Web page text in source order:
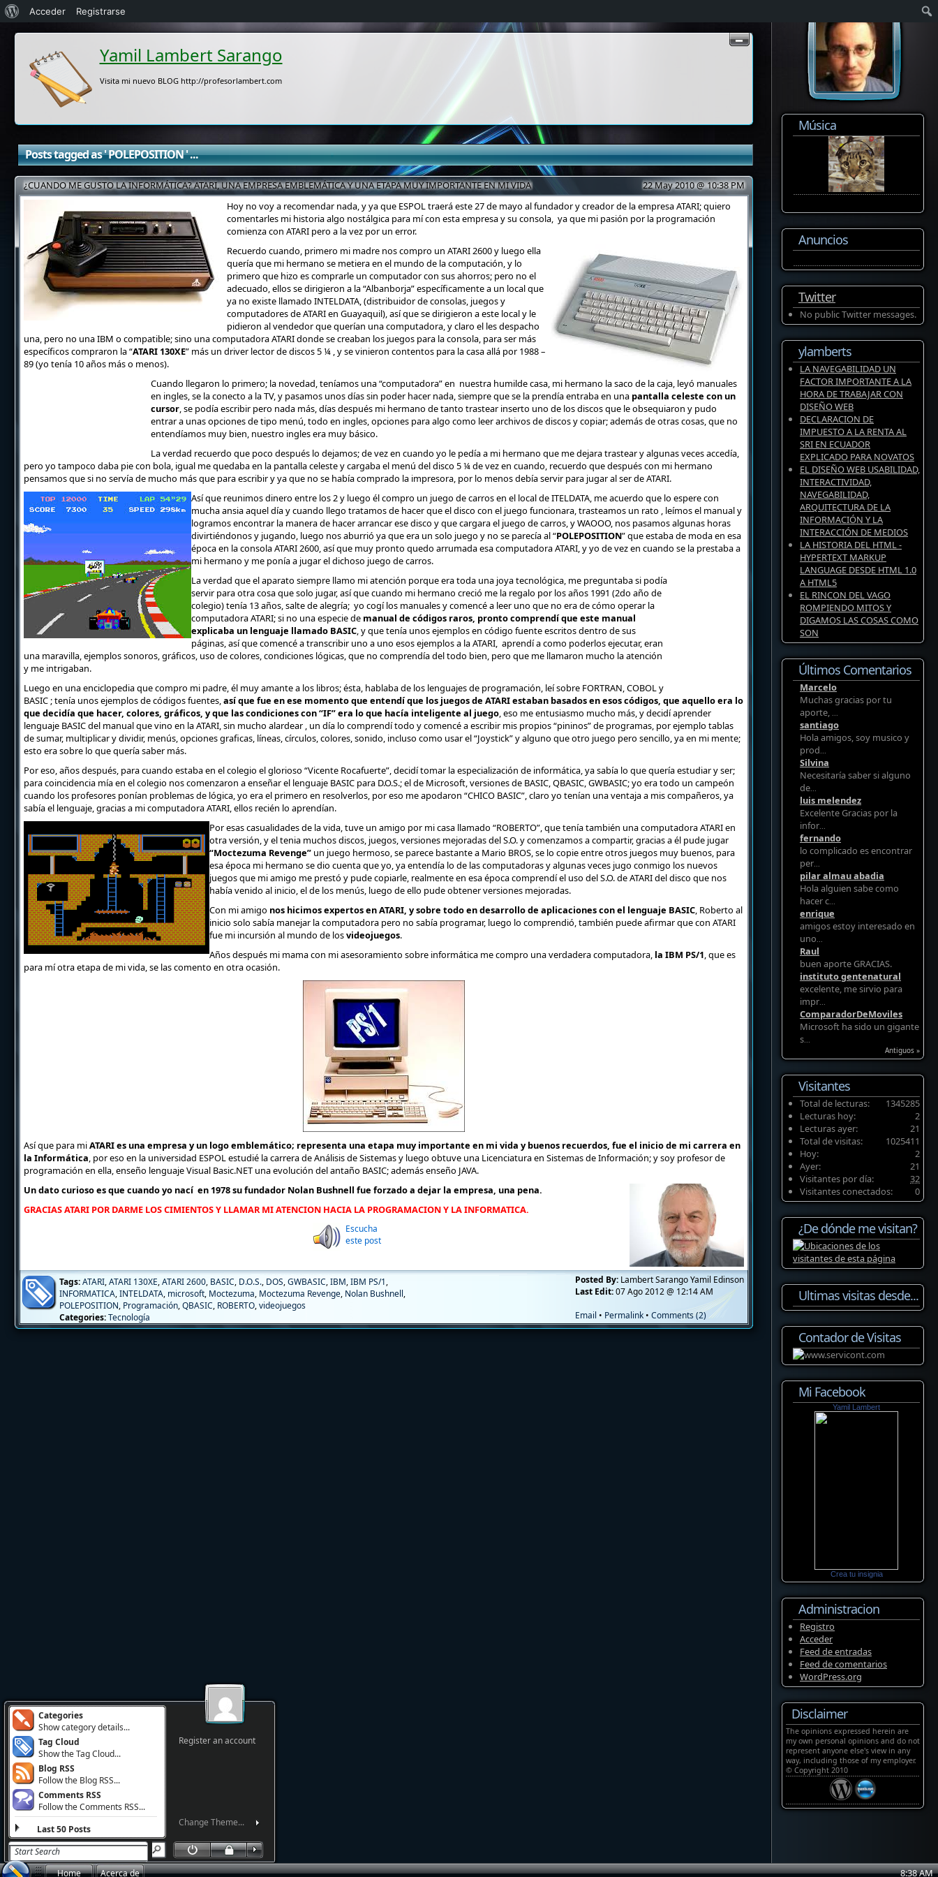
Yamil Lambert Sarango
Visita mi nuevo BLOG http://profesorlambert.com
Posts tagged as ' POLEPOSITION ' ...
¿CUANDO ME GUSTO LA INFORMÁTICA? ATARI, UNA EMPRESA EMBLEMÁTICA Y UNA ETAPA MUY IMPORTANTE EN MI VIDA
22 May 2010 @ 10:38 PM
Hoy no voy a recomendar nada, y ya que ESPOL traerá este 27 de mayo al fundador y creador de la empresa ATARI; quiero
comentarles mi historia algo nostálgica para mí con esta empresa y su consola, ya que mi pasión por la programación
comienza con ATARI pero a la vez por un error.
Recuerdo cuando, primero mi madre nos compro un ATARI 2600 y luego ella
quería que mi hermano se metiera en el mundo de la computación, y lo
primero que hizo es comprarle un computador con sus ahorros; pero no el
adecuado, ellos se dirigieron a la “Albanborja” específicamente a un local que
ya no existe llamado INTELDATA, (distribuidor de consolas, juegos y
computadores de ATARI en Guayaquil), así que se dirigieron a este local y le
pidieron al vendedor que querían una computadora, y claro el les despacho
una, pero no una IBM o compatible; sino una computadora ATARI donde se creaban los juegos para la consola, para ser más
específicos compraron la “ATARI 130XE” más un driver lector de discos 5 ¼ , y se vinieron contentos para la casa allá por 1988 –
89 (yo tenía 10 años más o menos).
Cuando llegaron lo primero; la novedad, teníamos una “computadora” en nuestra humilde casa, mi hermano la saco de la caja, leyó manuales
en ingles, se la conecto a la TV, y pasamos unos días sin poder hacer nada, siempre que se la prendía entraba en una pantalla celeste con un
cursor, se podía escribir pero nada más, días después mi hermano de tanto trastear inserto uno de los discos que le obsequiaron y pudo
entrar a unas opciones de tipo menú, todo en ingles, opciones para algo como leer archivos de discos y copiar; además de otras cosas, que no
entendíamos muy bien, nuestro ingles era muy básico.
La verdad recuerdo que poco después lo dejamos; de vez en cuando yo le pedía a mi hermano que me dejara trastear y algunas veces accedía,
pero yo tampoco daba pie con bola, igual me quedaba en la pantalla celeste y cargaba el menú del disco 5 ¼ de vez en cuando, recuerdo que después con mi hermano
pensamos que si no servía de mucho más que para escribir y ya que no se había comprado la impresora, por lo menos debía servir para jugar al ser de ATARI.
Así que reunimos dinero entre los 2 y luego él compro un juego de carros en el local de ITELDATA, me acuerdo que lo espere con
mucha ansia aquel día y cuando llego tratamos de hacer que el disco con el juego funcionara, trasteamos un rato , leímos el manual y
logramos encontrar la manera de hacer arrancar ese disco y que cargara el juego de carros, y WAOOO, nos pasamos algunas horas
divirtiéndonos y jugando, luego nos aburrió ya que era un solo juego y no se parecía al “POLEPOSITION” que estaba de moda en esa
época en la consola ATARI 2600, así que muy pronto quedo arrumada esa computadora ATARI, y yo de vez en cuando se la prestaba a
mi hermano y me ponía a jugar el dichoso juego de carros.
La verdad que el aparato siempre llamo mi atención porque era toda una joya tecnológica, me preguntaba si podía
servir para otra cosa que solo jugar, así que cuando mi hermano creció me la regalo por los años 1991 (2do año de
colegio) tenía 13 años, salte de alegría; yo cogí los manuales y comencé a leer uno que no era de cómo operar la
computadora ATARI; si no una especie de manual de códigos raros, pronto comprendí que este manual
explicaba un lenguaje llamado BASIC, y que tenía unos ejemplos en código fuente escritos dentro de sus
páginas, así que comencé a transcribir uno a uno esos ejemplos a la ATARI, aprendí a como poderlos ejecutar, eran
una maravilla, ejemplos sonoros, gráficos, uso de colores, condiciones lógicas, que no comprendía del todo bien, pero que me llamaron mucho la atención
y me intrigaban.
Luego en una enciclopedia que compro mi padre, él muy amante a los libros; ésta, hablaba de los lenguajes de programación, leí sobre FORTRAN, COBOL y
BASIC ; tenía unos ejemplos de códigos fuentes,así que fue en ese momento que entendí que los juegos de ATARI estaban basados en esos códigos, que aquello era lo
que decidía que hacer, colores, gráficos, y que las condiciones con “IF” era lo que hacía inteligente al juego, eso me entusiasmo mucho más, y decidí aprender
lenguaje BASIC del manual que vino en la ATARI, sin mucho alardear , un día lo comprendí todo y comencé a escribir mis propios “pininos” de programas, por ejemplo tablas
de sumar, multiplicar y dividir, menús, opciones graficas, líneas, círculos, colores, sonido, incluso como usar el “Joystick” y alguno que otro juego pero sencillo, ya en mi mente;
esto era sobre lo que quería saber más.
Por eso, años después, para cuando estaba en el colegio el glorioso “Vicente Rocafuerte”, decidí tomar la especialización de informática, ya sabía lo que quería estudiar y ser;
para coincidencia mía en el colegio nos comenzaron a enseñar el lenguaje BASIC para D.O.S.; el de Microsoft, versiones de BASIC, QBASIC, GWBASIC; yo era todo un campeón
cuando los profesores ponían problemas de lógica, yo era el primero en resolverlos, por eso me apodaron “CHICO BASIC”, claro yo tenían una ventaja a mis compañeros, ya
sabía el lenguaje, gracias a mi computadora ATARI, ellos recién lo aprendían.
Por esas casualidades de la vida, tuve un amigo por mi casa llamado “ROBERTO”, que tenía también una computadora ATARI en
otra versión, y el tenia muchos discos, juegos, versiones mejoradas del S.O. y comenzamos a compartir, gracias a él pude jugar
“Moctezuma Revenge” un juego hermoso, se parece bastante a Mario BROS, se lo copie entre otros juegos muy buenos, para
esa época mi hermano se dio cuenta que yo, ya entendía lo de las computadoras y algunas veces jugo conmigo los nuevos
juegos que mi amigo me prestó y pude copiarle, realmente en esa época comprendí el uso del S.O. de ATARI del disco que nos
había venido al inicio, el de los menús, luego de ello pude obtener versiones mejoradas.
Con mi amigo nos hicimos expertos en ATARI, y sobre todo en desarrollo de aplicaciones con el lenguaje BASIC, Roberto al
inicio solo sabía manejar la computadora pero no sabía programar, luego lo comprendió, también puede afirmar que con ATARI
fue mi incursión al mundo de losvideojuegos.
Años después mi mama con mi asesoramiento sobre informática me compro una verdadera computadora, la IBM PS/1, que es
para mí otra etapa de mi vida, se las comento en otra ocasión.
Así que para miATARI es una empresa y un logo emblemático; representa una etapa muy importante en mi vida y buenos recuerdos, fue el inicio de mi carrera en
la Informática, por eso en la universidad ESPOL estudié la carrera de Análisis de Sistemas y luego obtuve una Licenciatura en Sistemas de Información; y soy profesor de
programación en ella, enseño lenguaje Visual Basic.NET una evolución del antaño BASIC; además enseño JAVA.
Un dato curioso es que cuando yo nací en 1978 su fundador Nolan Bushnell fue forzado a dejar la empresa, una pena.
GRACIAS ATARI POR DARME LOS CIMIENTOS Y LLAMAR MI ATENCION HACIA LA PROGRAMACION Y LA INFORMATICA.
Escucha
este post
Posted By: Lambert Sarango Yamil Edinson
Last Edit:07 Ago 2012 @ 12:14 AM
Email • Permalink •Comments (2)
Tags:ATARI,ATARI 130XE,ATARI 2600, BASIC, D.O.S., DOS,GWBASIC,IBM,IBM PS/1,
INFORMATICA,INTELDATA, microsoft, Moctezuma, Moctezuma Revenge, Nolan Bushnell,
POLEPOSITION, Programación,QBASIC, ROBERTO,videojuegos
Categories: Tecnología
Música
Anuncios
Twitter
No public Twitter messages.
ylamberts
LA NAVEGABILIDAD UN
FACTOR IMPORTANTE A LA
HORA DE TRABAJAR CON
DISEÑO WEB
DECLARACION DE
IMPUESTO A LA RENTA AL
SRI EN ECUADOR
EXPLICADO PARA NOVATOS
EL DISEÑO WEB USABILIDAD,
INTERACTIVIDAD,
NAVEGABILIDAD,
ARQUITECTURA DE LA
INFORMACIÓN Y LA
INTERACCIÓN DE MEDIOS
LA HISTORIA DEL HTML -
HYPERTEXT MARKUP
LANGUAGE DESDE HTML 1.0
A HTML5
EL RINCON DEL VAGO
ROMPIENDO MITOS Y
DIGAMOS LAS COSAS COMO
SON
Últimos Comentarios
Marcelo
Muchas gracias por tu
aporte, ...
santiago
Hola amigos, soy musico y
prod...
Silvina
Necesitaría saber si alguno
de...
luis melendez
Excelente Gracias por la
infor...
fernando
lo complicado es encontrar
per...
pilar almau abadia
Hola alguien sabe como
hacer c...
enrique
amigos estoy interesado en
uno...
Raul
buen aporte GRACIAS.
instituto gentenatural
excelente, me sirvio para
impr...
ComparadorDeMoviles
Microsoft ha sido un gigante
s...
Antiguos »
Visitantes
1345285
Total de lecturas:
2
Lecturas hoy:
21
Lecturas ayer:
1025411
Total de visitas:
2
Hoy:
21
Ayer:
32
Visitantes por día:
0
Visitantes conectados:
¿De dónde me visitan?
Ultimas visitas desde...
Contador de Visitas
Mi Facebook
Yamil Lambert
Crea tu insignia
Administracion
Registro
Acceder
Feed de entradas
Feed de comentarios
WordPress.org
Disclaimer
The opinions expressed herein are
my own personal opinions and do not
represent anyone else's view in any
way, including those of my employer.
© Copyright 2010
Categories
Show category details...
Tag Cloud
Show the Tag Cloud...
Blog RSS
Follow the Blog RSS...
Comments RSS
Follow the Comments RSS...
Last 50 Posts
Register an account
Change Theme...
Home Acerca de 8:38AM
Acerca
de
WordPress
Acceder Registrarse